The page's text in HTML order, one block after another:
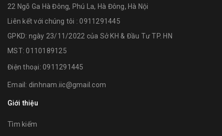
22 Ngõ Ga Hà Đông, Phú La, Hà Đông, Hà Nội
Liên kết với chúng tôi : 0911291445
GPKD: ngày 23/11/2022 của Sở KH & Đầu Tư TP. HN
MST: 0110189125
Điện thoại: 0911291445
Email: dinhnam.iic@gmail.com
Giới thiệu
Tìm kiếm